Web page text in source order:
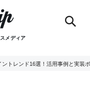
メディア
ントレンド16選！活用事例と実装